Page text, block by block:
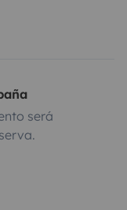
será